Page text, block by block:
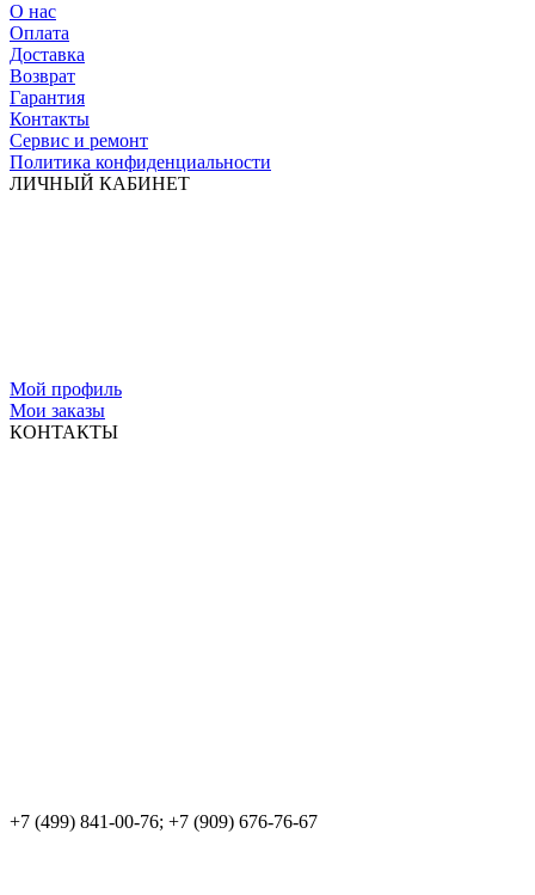
О нас
Оплата
Доставка
Возврат
Гарантия
Контакты
Сервис и ремонт
Политика конфиденциальности
ЛИЧНЫЙ КАБИНЕТ
Мой профиль
Мои заказы
КОНТАКТЫ
+7 (499) 841-00-76; +7 (909) 676-76-67